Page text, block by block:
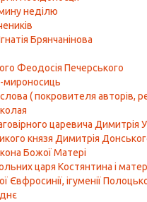
неділю
Брянчанінова
Феодосія Печерського
мироносиць
( покровителя авторів,
царевича Димитрія
князя Димитрія
Божої Матері
царя Костянтина і
Євфросинії, ігуменії